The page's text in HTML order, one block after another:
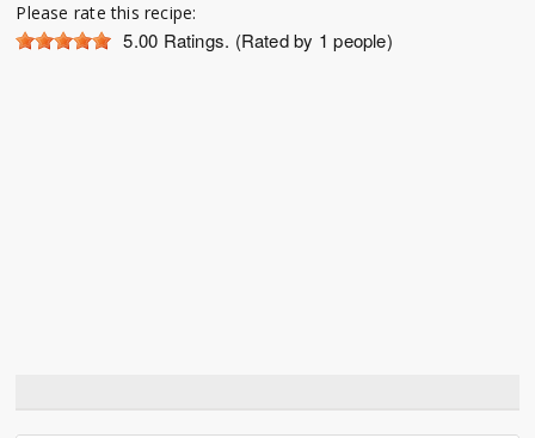
Please rate this recipe:
5.00 Ratings. (Rated by 1 people)